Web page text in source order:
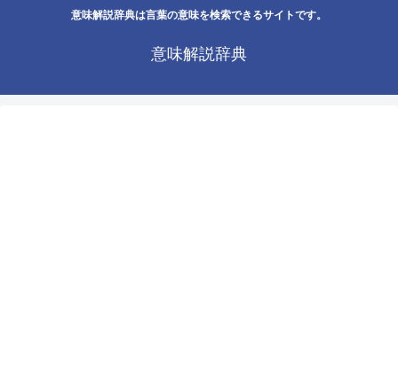
意味解説辞典は言葉の意味を検索できるサイトです。
意味解説辞典